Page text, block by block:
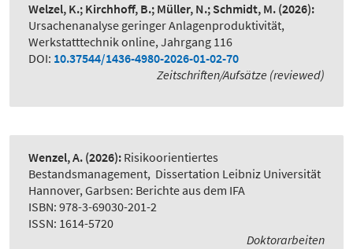
Welzel, K.; Kirchhoff, B.; Müller, N.; Schmidt, M. (2026):
Ursachenanalyse geringer Anlagenproduktivität,
Werkstatttechnik online, Jahrgang 116
DOI: 10.37544/1436-4980-2026-01-02-70
Zeitschriften/Aufsätze (reviewed)
Wenzel, A. (2026): Risikoorientiertes
Bestandsmanagement, Dissertation Leibniz Universität
Hannover, Garbsen: Berichte aus dem IFA
ISBN: 978-3-69030-201-2
ISSN: 1614-5720
Doktorarbeiten